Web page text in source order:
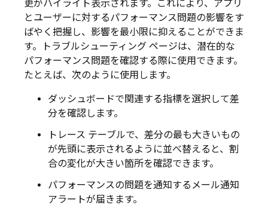
更がハイライト表示されます。これにより、アプリ
とユーザーに対するパフォーマンス問題の影響をす
ばやく把握し、影響を最小限に抑えることができま
す。トラブルシューティング ページは、潜在的な
パフォーマンス問題を確認する際に使用できます。
たとえば、次のように使用します。
ダッシュボードで関連する指標を選択して差
分を確認します。
トレース テーブルで、差分の最も大きいもの
が先頭に表示されるように並べ替えると、割
合の変化が大きい箇所を確認できます。
パフォーマンスの問題を通知するメール通知
アラートが届きます。